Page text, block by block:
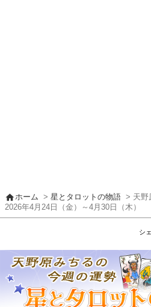
homeホーム >星とタロットの物語 > 天野
2026年4月24日（金）～4月30日（木）
シ